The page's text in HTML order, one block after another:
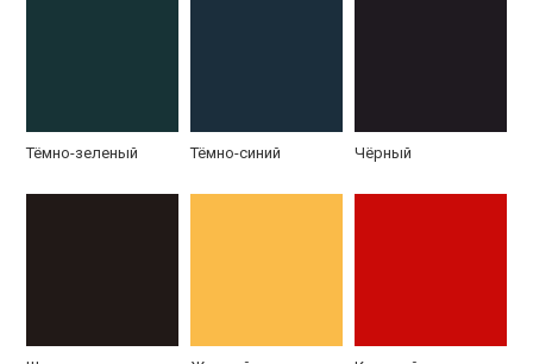
Тёмно-зеленый Тёмно-синий Чёрный